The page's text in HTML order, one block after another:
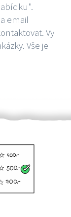
email
Vy
Vše je